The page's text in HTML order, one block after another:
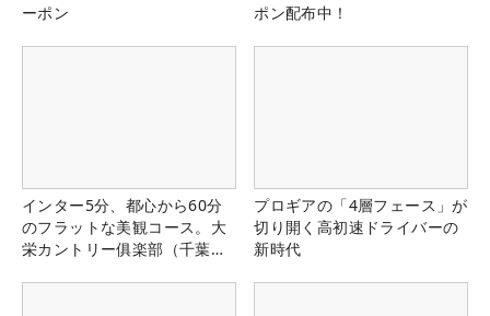
ーポン
ポン配布中！
インター5分、都心から60分
のフラットな美観コース。大
栄カントリー俱楽部（千葉
プロギアの「4層フェース」が
切り開く高初速ドライバーの
新時代